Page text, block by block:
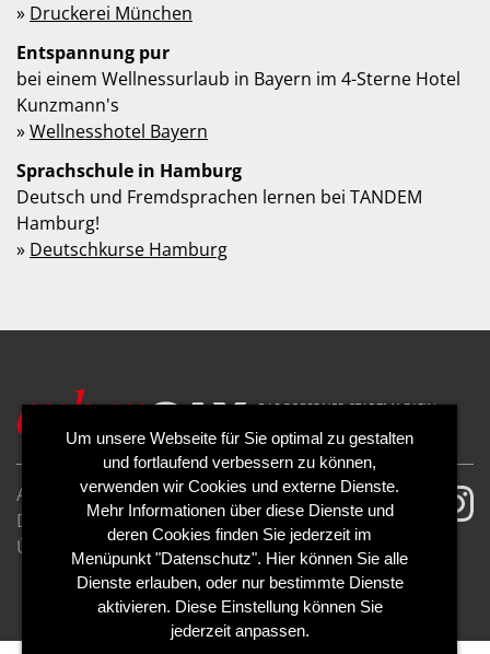
» Druckerei München
Entspannung pur
bei einem Wellnessurlaub in Bayern im 4-Sterne Hotel
Kunzmann's
»Wellnesshotel Bayern
Sprachschule in Hamburg
Deutsch und Fremdsprachen lernen bei TANDEM
Hamburg!
» Deutschkurse Hamburg
AGB
Impressum
Datenschutzerklärung
Cookies
Über uns
Kontakt
Mediadaten
Abo kündigen
Abo widerrufen
Um unsere Webseite für Sie optimal zu gestalten
und fortlaufend verbessern zu können,
verwenden wir Cookies und externe Dienste.
Mehr Informationen über diese Dienste und
deren Cookies finden Sie jederzeit im
Menüpunkt "Datenschutz". Hier können Sie alle
Dienste erlauben, oder nur bestimmte Dienste
aktivieren. Diese Einstellung können Sie
jederzeit anpassen.